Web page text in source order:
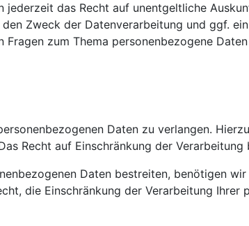
jederzeit das Recht auf unentgeltliche
Zweck der Datenverarbeitung und ggf.
zum Thema personenbezogene
Daten zu verlangen.
Recht auf Einschränkung der
Daten bestreiten, benötigen
die Einschränkung der Verarbeitung Ihrer